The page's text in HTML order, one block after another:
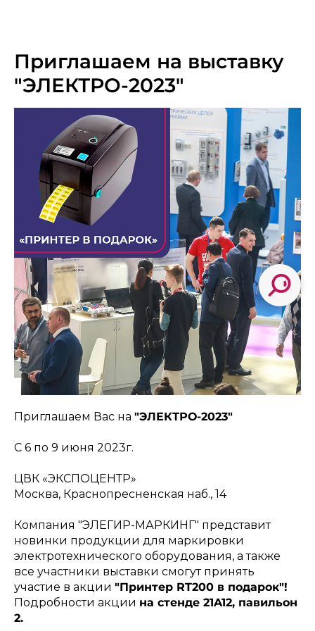
Приглашаем на выставку
"ЭЛЕКТРО-2023"
Приглашаем Вас на "ЭЛЕКТРО-2023"
С 6 по 9 июня 2023г.
ЦВК «ЭКСПОЦЕНТР»
Москва, Краснопресненская наб., 14
Компания "ЭЛЕГИР-МАРКИНГ" представит
новинки продукции для маркировки
электротехнического оборудования, а также
все участники выставки смогут принять
участие в акции "Принтер RT200 в подарок"!
Подробности акции на стенде 21A12, павильон
2.